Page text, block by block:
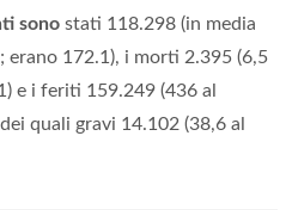
sono stati 118.298 (in media
erano 172.1), i morti 2.395 (6,5
e i feriti 159.249 (436 al
quali gravi 14.102 (38,6 al